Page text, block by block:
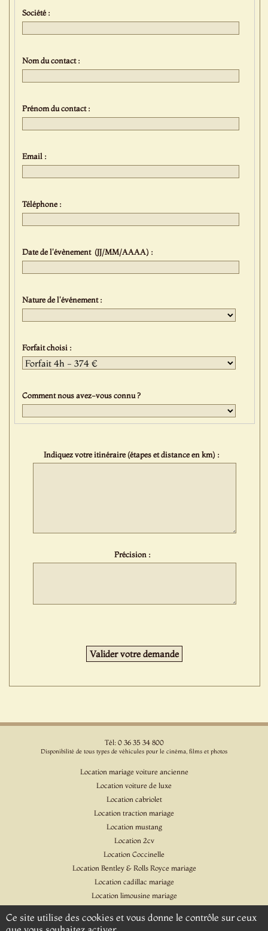
Société :
Nom du contact :
Prénom du contact :
Email :
Téléphone :
Date de l'évènement (JJ/MM/AAAA) :
Nature de l'événement :
Forfait choisi :
Comment nous avez-vous connu ?
Indiquez votre itinéraire (étapes et distance en km) :
Précision :
Tél: 0 36 35 34 800
Disponibilité de tous types de véhicules pour le cinéma, films et photos
Location mariage voiture ancienne
Location voiture de luxe
Location cabriolet
Location traction mariage
Location mustang
Location 2cv
Location Coccinelle
Location Bentley & Rolls Royce mariage
Location cadillac mariage
Location limousine mariage
Location Citroen DS
Ce site utilise des cookies et vous donne le contrôle sur ceux